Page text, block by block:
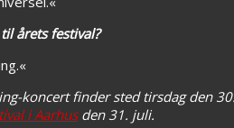
årets festival?
koncert finder sted tirsdag den
i Aarhusden 31. juli.